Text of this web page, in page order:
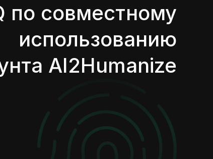
по совместному
использованию
AI2Humanize